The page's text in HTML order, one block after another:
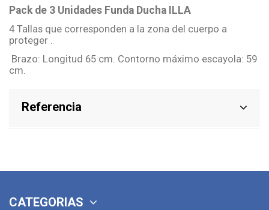
Pack de 3 Unidades Funda Ducha ILLA
4 Tallas que corresponden a la zona del cuerpo a
proteger .
Brazo: Longitud 65 cm. Contorno máximo escayola: 59
cm.
Referencia
CATEGORIAS